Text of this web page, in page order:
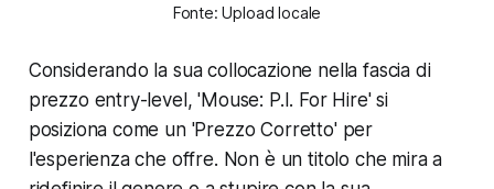
Fonte: Upload locale
Considerando la sua collocazione nella fascia di
prezzo entry-level, 'Mouse: P.I. For Hire' si
posiziona come un 'Prezzo Corretto' per
l'esperienza che offre. Non è un titolo che mira a